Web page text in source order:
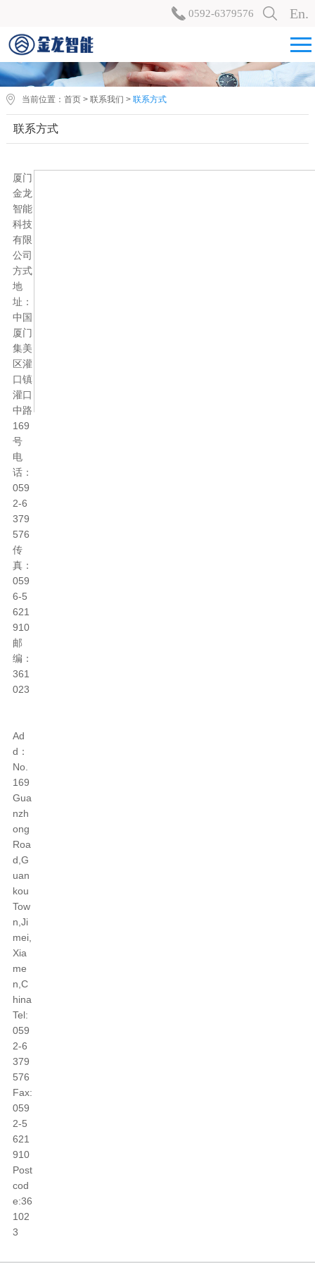
0592-6379576 En.
当前位置： 首页> 联系我们 > 联系方式
联系方式
厦门
金龙
智能
科技
有限
公司
方式
地
址：
中国
厦门
集美
区灌
口镇
灌口
中路
169
号
电
话：
059
2-6
379
576
传
真：
059
6-5
621
910
邮
编：
361
023
Ad
d：
No.
169
Gua
nzh
ong
Roa
d,G
uan
kou
Tow
n,Ji
mei,
Xia
me
n,C
hina
Tel:
059
2-6
379
576
Fax:
059
2-5
621
910
Post
cod
e:36
102
3